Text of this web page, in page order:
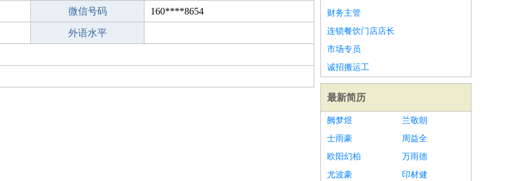
微信号码 160****8654
外语水平
财务主管
连锁餐饮门店店长
市场专员
诚招搬运工
最新简历
阙梦煜
兰敬朝
士雨豪
周益全
欧阳幻柏
万雨德
尤波豪
印材健